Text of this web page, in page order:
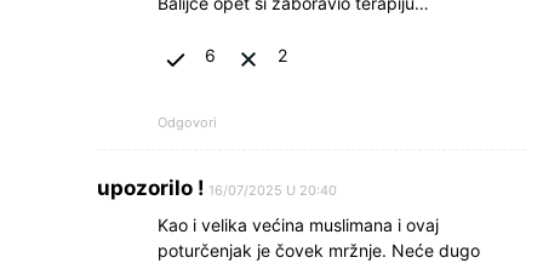
6 2
Odgovori
upozorilo ! 16/07/2025 U 20:40
Kao i velika većina muslimana i ovaj
poturčenjak je čovek mržnje. Neće dugo